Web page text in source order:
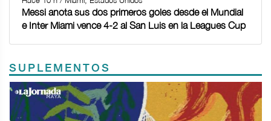
Messi anota sus dos primeros goles desde el Mundial
e Inter Miami vence 4-2 al San Luis en la Leagues Cup
SUPLEMENTOS